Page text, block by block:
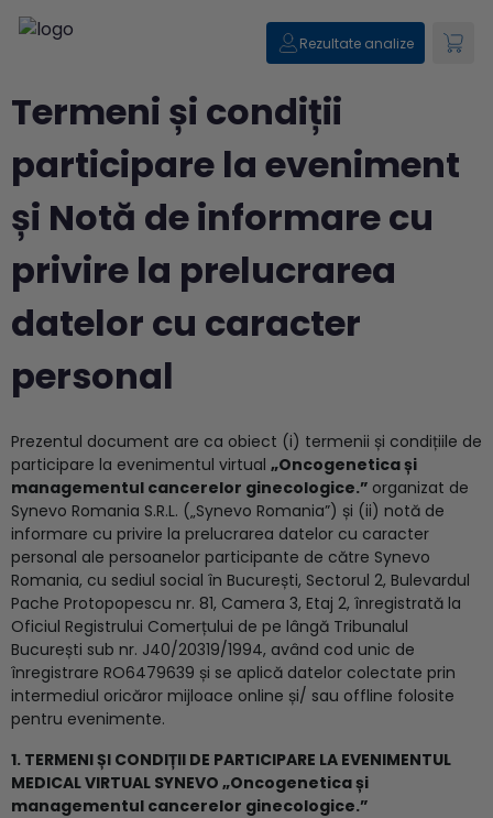
Rezultate analize
Termeni și condiții
participare la eveniment
și Notă de informare cu
privire la prelucrarea
datelor cu caracter
personal
Prezentul document are ca obiect (i) termenii și condițiile de
participare la evenimentul virtual „Oncogenetica și
managementul cancerelor ginecologice.” organizat de
Synevo Romania S.R.L. („Synevo Romania”) și (ii) notă de
informare cu privire la prelucrarea datelor cu caracter
personal ale persoanelor participante de către Synevo
Romania, cu sediul social în București, Sectorul 2, Bulevardul
Pache Protopopescu nr. 81, Camera 3, Etaj 2, înregistrată la
Oficiul Registrului Comerțului de pe lângă Tribunalul
București sub nr. J40/20319/1994, având cod unic de
înregistrare RO6479639 și se aplică datelor colectate prin
intermediul oricăror mijloace online și/ sau offline folosite
pentru evenimente.
1. TERMENI ȘI CONDIȚII DE PARTICIPARE LA EVENIMENTUL
MEDICAL VIRTUAL SYNEVO „Oncogenetica și
managementul cancerelor ginecologice.”